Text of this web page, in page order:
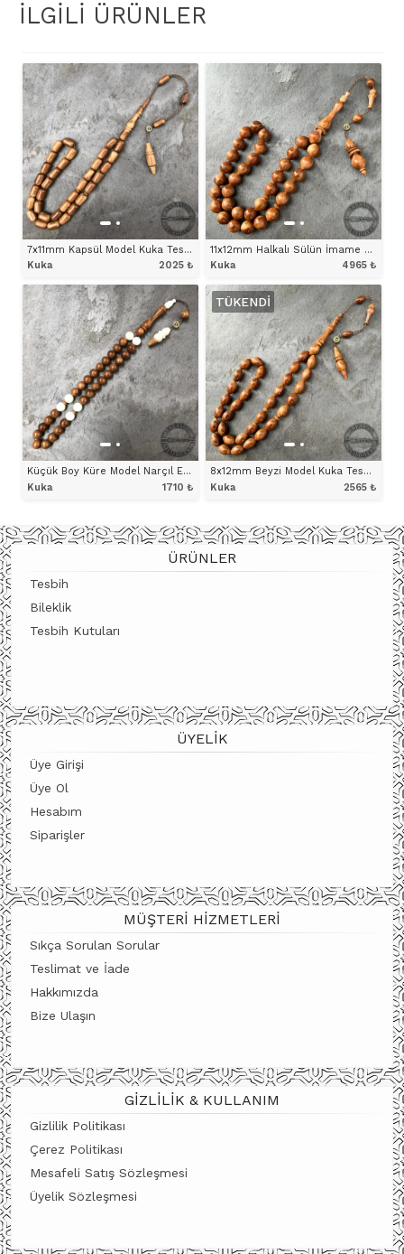
İLGILI ÜRÜNLER
7x11mm Kapsül Model Kuka Tesbih
Kuka
2025 ₺
ÜRÜNÜ İNCELE
11x12mm Halkalı Sülün İmame ve Hitameli Uçlu Küre Model Kuka Tesbih
Kuka
4965₺
ÜRÜNÜ İNCELE
Küçük Boy Küre Model Narçıl Eklemeli Kuka Tesbih
Kuka
1710 ₺
ÜRÜNÜ İNCELE
TÜKENDI
8x12mm Beyzi Model Kuka Tesbih
Kuka
2565₺
ÜRÜNÜ İNCELE
ÜRÜNLER
Tesbih
Bileklik
Tesbih Kutuları
ÜYELIK
Üye Girişi
Üye Ol
Hesabım
Siparişler
MÜŞTERI HIZMETLERI
Sıkça Sorulan Sorular
Teslimat ve İade
Hakkımızda
Bize Ulaşın
GIZLILIK & KULLANIM
Gizlilik Politikası
Çerez Politikası
Mesafeli Satış Sözleşmesi
Üyelik Sözleşmesi